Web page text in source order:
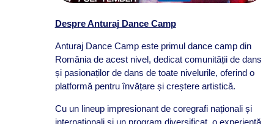
Despre Anturaj Dance Camp
Anturaj Dance Camp este primul dance camp din
România de acest nivel, dedicat comunității de dans
și pasionaților de dans de toate nivelurile, oferind o
platformă pentru învățare și creștere artistică.
Cu un lineup impresionant de coregrafi naționali și
internaționali și un program diversificat, o experiență